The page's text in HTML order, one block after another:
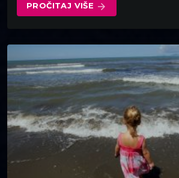
PROČITAJ VIŠE arrow_forward